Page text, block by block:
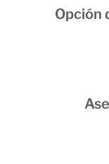
Opción